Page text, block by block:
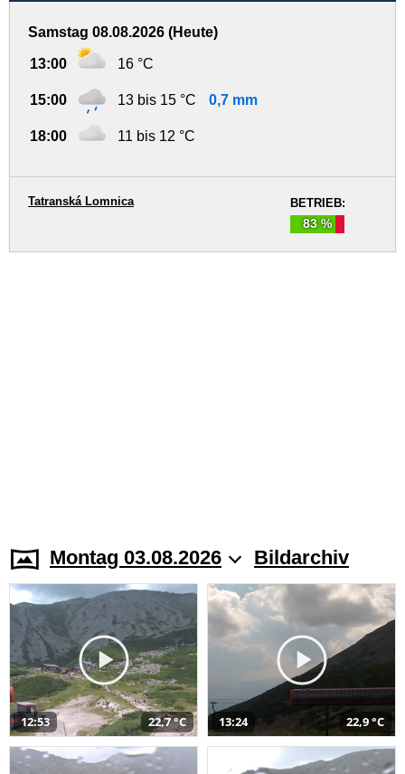
Samstag 08.08.2026 (Heute)
13:00 16 °C
15:00 13 bis 15 °C 0,7 mm
18:00 11 bis 12 °C
BETRIEB:
83 %
Tatranská Lomnica
Montag 03.08.2026 Bildarchiv
12:53 22,7 °C 13:24 22,9 °C